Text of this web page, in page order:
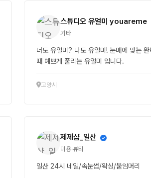
스튜디오 유얼미 youareme
기타
너도 유얼미? 나도 유얼미! 눈매에 맞는
때 예쁘게 풀리는 유얼미 입니다.
고양시
제제샵_일산
미용·뷰티
일산 24시 네일/속눈썹/왁싱/붙임머리